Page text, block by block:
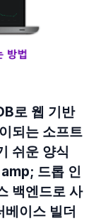
로 웹 기반
되는 소프트
쉬운 양식
드롭 인
백엔드로 사
베이스 빌더